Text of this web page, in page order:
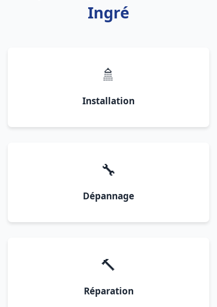
Ingré
🚿
Installation
🔧
Dépannage
🔨
Réparation